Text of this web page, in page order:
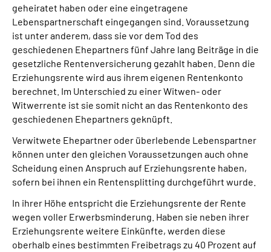
Mein Kundenportal
geheiratet haben oder eine eingetragene
Lebenspartnerschaft eingegangen sind. Voraussetzung
ist unter anderem, dass sie vor dem Tod des
geschiedenen Ehepartners fünf Jahre lang Beiträge in die
gesetzliche Rentenversicherung gezahlt haben. Denn die
Erziehungsrente wird aus ihrem eigenen Rentenkonto
berechnet. Im Unterschied zu einer Witwen- oder
Witwerrente ist sie somit nicht an das Rentenkonto des
geschiedenen Ehepartners geknüpft.
Verwitwete Ehepartner oder überlebende Lebenspartner
können unter den gleichen Voraussetzungen auch ohne
Scheidung einen Anspruch auf Erziehungsrente haben,
sofern bei ihnen ein Rentensplitting durchgeführt wurde.
In ihrer Höhe entspricht die Erziehungsrente der Rente
wegen voller Erwerbsminderung. Haben sie neben ihrer
Erziehungsrente weitere Einkünfte, werden diese
oberhalb eines bestimmten Freibetrags zu 40 Prozent auf